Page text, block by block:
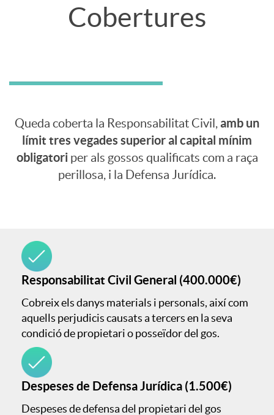
e
u
a
Cobertures
Queda coberta la Responsabilitat Civil,amb un
límit tres vegades superior al capital mínim
obligatoriper als gossos qualificats com a raça
perillosa, i la Defensa Jurídica.
Responsabilitat Civil General (400.000€)
Cobreix els danys materials i personals, així com
aquells perjudicis causats a tercers en la seva
condició de propietari o posseïdor del gos.
Despeses de Defensa Jurídica (1.500€)
Despeses de defensa del propietari del gos